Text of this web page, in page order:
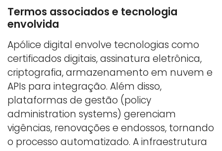
Termos associados e tecnologia
envolvida
Apólice digital envolve tecnologias como
certificados digitais, assinatura eletrônica,
criptografia, armazenamento em nuvem e
APIs para integração. Além disso,
plataformas de gestão (policy
administration systems) gerenciam
vigências, renovações e endossos, tornando
o processo automatizado. A infraestrutura